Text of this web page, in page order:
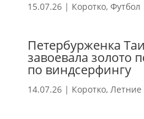
15.07.26| Коротко, Футбол
Петербурженка
завоевала золото
по виндсерфингу
14.07.26| Коротко, Летние